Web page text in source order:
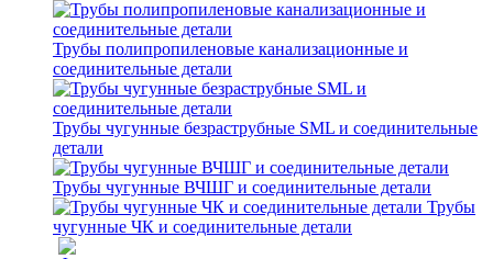
Трубы полипропиленовые канализационные и
соединительные детали
Трубы чугунные безраструбные SML и соединительные
детали
Трубы чугунные ВЧШГ и соединительные детали
Трубы
чугунные ЧК и соединительные детали